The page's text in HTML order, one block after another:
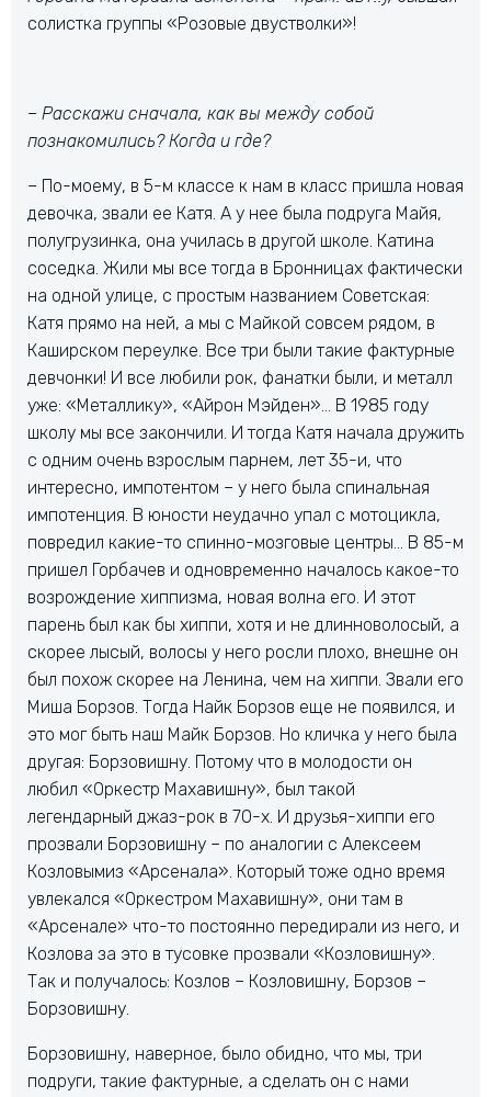
солистка группы «Розовые двустволки»!
– Расскажи сначала, как вы между собой
познакомились? Когда и где?
– По-моему, в 5-м классе к нам в класс пришла новая
девочка, звали ее Катя. А у нее была подруга Майя,
полугрузинка, она училась в другой школе. Катина
соседка. Жили мы все тогда в Бронницах фактически
на одной улице, с простым названием Советская:
Катя прямо на ней, а мы с Майкой совсем рядом, в
Каширском переулке. Все три были такие фактурные
девчонки! И все любили рок, фанатки были, и металл
уже: «Металлику», «Айрон Мэйден»… В 1985 году
школу мы все закончили. И тогда Катя начала дружить
с одним очень взрослым парнем, лет 35-и, что
интересно, импотентом – у него была спинальная
импотенция. В юности неудачно упал с мотоцикла,
повредил какие-то спинно-мозговые центры… В 85-м
пришел Горбачев и одновременно началось какое-то
возрождение хиппизма, новая волна его. И этот
парень был как бы хиппи, хотя и не длинноволосый, а
скорее лысый, волосы у него росли плохо, внешне он
был похож скорее на Ленина, чем на хиппи. Звали его
Миша Борзов. Тогда Найк Борзов еще не появился, и
это мог быть наш Майк Борзов. Но кличка у него была
другая: Борзовишну. Потому что в молодости он
любил «Оркестр Махавишну», был такой
легендарный джаз-рок в 70-х. И друзья-хиппи его
прозвали Борзовишну – по аналогии с Алексеем
Козловымиз «Арсенала». Который тоже одно время
увлекался «Оркестром Махавишну», они там в
«Арсенале» что-то постоянно передирали из него, и
Козлова за это в тусовке прозвали «Козловишну».
Так и получалось: Козлов – Козловишну, Борзов –
Борзовишну.
Борзовишну, наверное, было обидно, что мы, три
подруги, такие фактурные, а сделать он с нами